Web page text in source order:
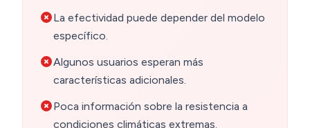
La efectividad puede depender del modelo
específico.
Algunos usuarios esperan más
características adicionales.
Poca información sobre la resistencia a
condiciones climáticas extremas.